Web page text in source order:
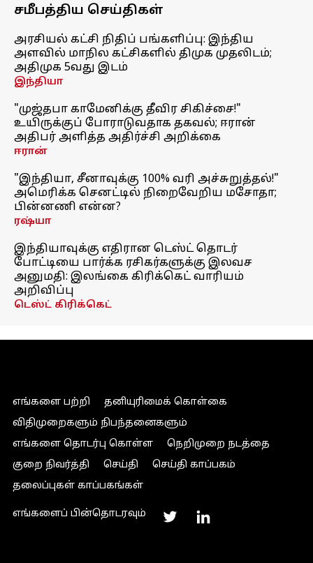
சமீபத்திய செய்திகள்
அரசியல் கட்சி நிதிப் பங்களிப்பு: இந்திய
அளவில் மாநில கட்சிகளில் திமுக முதலிடம்;
அதிமுக 5வது இடம்
இந்தியா
"முஜ்தபா காமேனிக்கு தீவிர சிகிச்சை!"
உயிருக்குப் போராடுவதாக தகவல்; ஈரான்
அதிபர் அளித்த அதிர்ச்சி அறிக்கை
ஈரான்
"இந்தியா, சீனாவுக்கு 100% வரி அச்சுறுத்தல்!"
அமெரிக்க செனட்டில் நிறைவேறிய மசோதா;
பின்னணி என்ன?
ரஷ்யா
இந்தியாவுக்கு எதிரான டெஸ்ட் தொடர்
போட்டியை பார்க்க ரசிகர்களுக்கு இலவச
அனுமதி: இலங்கை கிரிக்கெட் வாரியம்
அறிவிப்பு
டெஸ்ட் கிரிக்கெட்
எங்களை பற்றி
தனியுரிமைக் கொள்கை
விதிமுறைகளும் நிபந்தனைகளும்
எங்களை தொடர்பு கொள்ள
நெறிமுறை நடத்தை
குறை நிவர்த்தி
செய்தி
செய்தி காப்பகம்
தலைப்புகள் காப்பகங்கள்
எங்களைப் பின்தொடரவும்